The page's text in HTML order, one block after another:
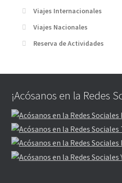
Viajes Internacionales
Viajes Nacionales
Reserva de Actividades
¡Acósanos en la Redes